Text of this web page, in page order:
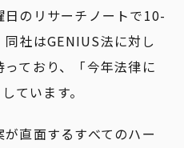
のリサーチノートで10-
社はGENIUS法に対し
ており、「今年法律に
ています。
直面するすべてのハー